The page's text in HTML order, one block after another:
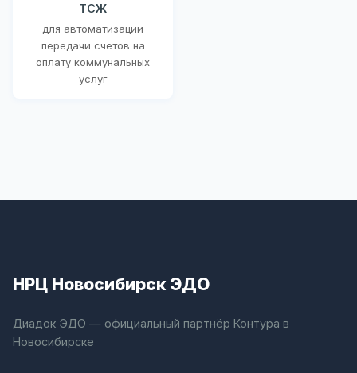
ТСЖ
для автоматизации
передачи счетов на
оплату коммунальных
услуг
НРЦ Новосибирск ЭДО
Диадок ЭДО — официальный партнёр Контура в
Новосибирске